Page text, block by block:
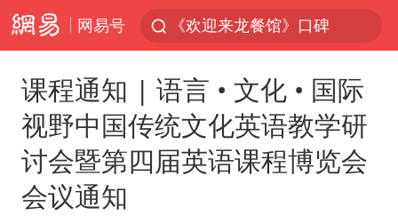
网易号
情侣福建平潭拍日出时坠崖
“不怕六爷挂得多 就怕六爷挂一颗”
视频丨中国东方电气集团原党组副书记、董事宋致远被查
杭州全市有序停课
课程通知 | 语言 • 文化 • 国际
视野中国传统文化英语教学研
讨会暨第四届英语课程博览会
会议通知